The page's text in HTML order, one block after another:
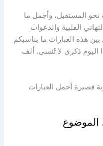
المستقبل، وأجمل ما
القلبية والدعوات
هذه العبارات ما يناسبكم
اليوم ذكرى لا تُنسى. ألف
قصيرة أجمل العبارات
الموضوع